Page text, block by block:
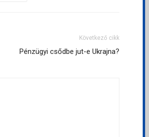
Következő cikk
Pénzügyi csődbe jut-e Ukrajna?